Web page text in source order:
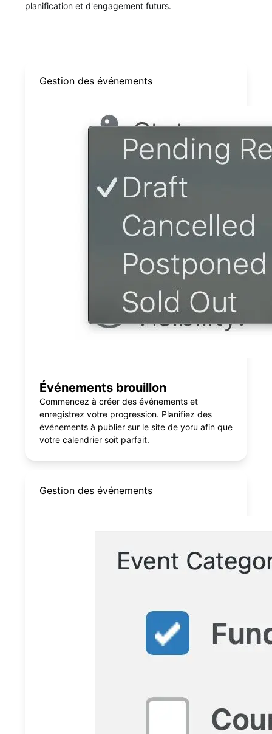
planification et d'engagement futurs.
Gestion des événements
Événements brouillon
Commencez à créer des événements et
enregistrez votre progression. Planifiez des
événements à publier sur le site de yoru afin que
votre calendrier soit parfait.
Gestion des événements